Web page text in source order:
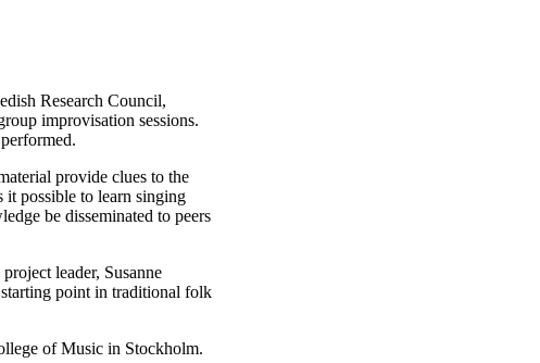
Research Council,
improvisation sessions.
provide clues to the
it possible to learn singing
be disseminated to peers
leader, Susanne
point in traditional folk
of Music in Stockholm.